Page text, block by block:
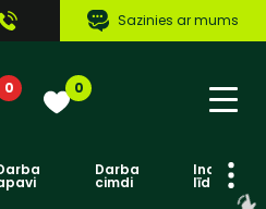
Sazinies ar mums
0 0
Darba
cimdi līdzekļi